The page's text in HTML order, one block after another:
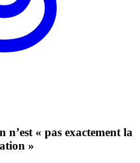
« pas exactement la
»